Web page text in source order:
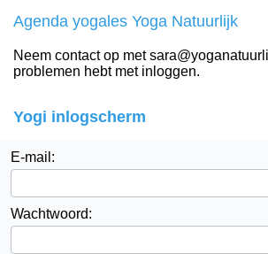
Agenda yogales Yoga Natuurlijk
Neem contact op met
problemen hebt met inloggen.
Yogi inlogscherm
E-mail:
Wachtwoord: